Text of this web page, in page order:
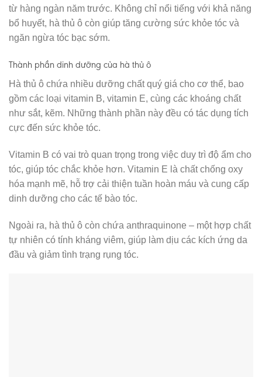
từ hàng ngàn năm trước. Không chỉ nổi tiếng với khả năng
bổ huyết, hà thủ ô còn giúp tăng cường sức khỏe tóc và
ngăn ngừa tóc bạc sớm.
Thành phần dinh dưỡng của hà thủ ô
Hà thủ ô chứa nhiều dưỡng chất quý giá cho cơ thể, bao
gồm các loại vitamin B, vitamin E, cùng các khoáng chất
như sắt, kẽm. Những thành phần này đều có tác dụng tích
cực đến sức khỏe tóc.
Vitamin B có vai trò quan trọng trong việc duy trì độ ẩm cho
tóc, giúp tóc chắc khỏe hơn. Vitamin E là chất chống oxy
hóa mạnh mẽ, hỗ trợ cải thiện tuần hoàn máu và cung cấp
dinh dưỡng cho các tế bào tóc.
Ngoài ra, hà thủ ô còn chứa anthraquinone – một hợp chất
tự nhiên có tính kháng viêm, giúp làm dịu các kích ứng da
đầu và giảm tình trạng rụng tóc.